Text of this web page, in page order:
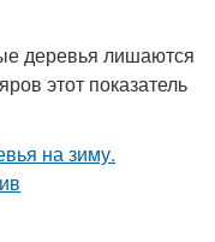
деревья лишаются
этот показатель